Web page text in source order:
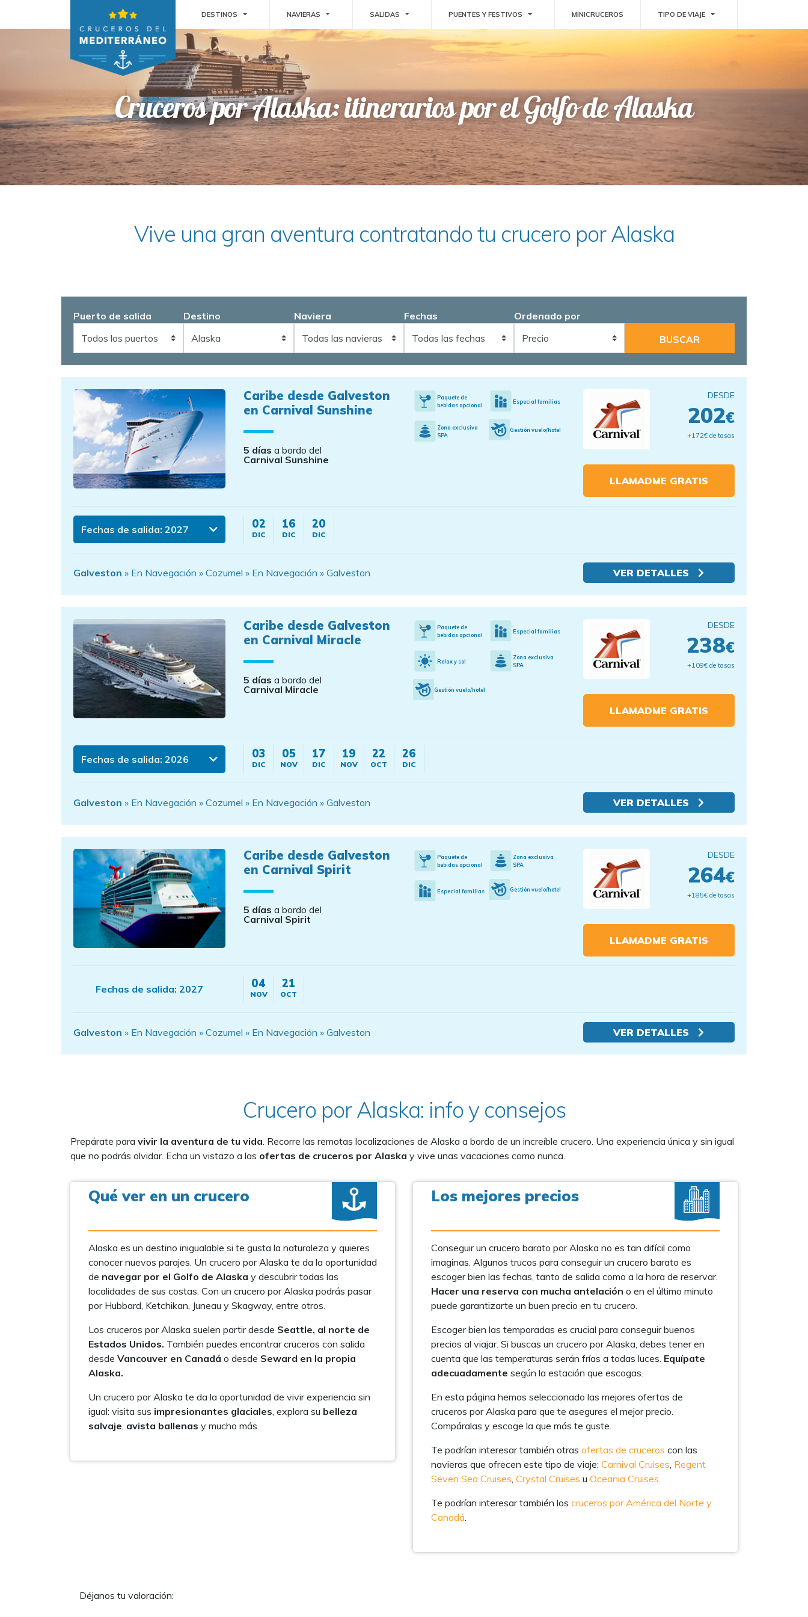
DESTINOS TOGGLE DROPDOWN
NAVIERAS TOGGLE DROPDOWN
SALIDAS TOGGLE DROPDOWNPUENTES Y FESTIVOS TOGGLE DROPDOWN
MINICRUCEROS TIPO DE VIAJE TOGGLE DROPDOWN
Cruceros por Alaska: itinerarios por el Golfo de Alaska
Vive una gran aventura contratando tu crucero por Alaska
Puerto de salida Destino Naviera Fechas Ordenado por
Caribe desde Galveston
en Carnival Sunshine
5 días a bordo del
Carnival Sunshine
Paquete de
bebidas opcional
Especial familias
Zona exclusiva
SPA
Gestión vuelo/hotel
DESDE
202€
+172€ de tasas
LLAMADME GRATIS
Fechas de salida: 2027 02
DIC
16
DIC
20
DIC
Galveston » En Navegación » Cozumel » En Navegación » Galveston VER DETALLES
Caribe desde Galveston
en Carnival Miracle
5 días a bordo del
Carnival Miracle
Paquete de
bebidas opcional
Especial familias
Relax y sol
Zona exclusiva
SPA
Gestión vuelo/hotel
DESDE
238€
+109€ de tasas
LLAMADME GRATIS
Fechas de salida: 2026 03
DIC
05
NOV
17
DIC
19
NOV
22
OCT
26
DIC
Galveston » En Navegación » Cozumel » En Navegación » Galveston VER DETALLES
Caribe desde Galveston
en Carnival Spirit
5 días a bordo del
Carnival Spirit
Paquete de
bebidas opcional
Zona exclusiva
SPA
Especial familias Gestión vuelo/hotel
DESDE
264€
+185€ de tasas
LLAMADME GRATIS
Fechas de salida: 2027 04
NOV
21
OCT
Galveston » En Navegación » Cozumel » En Navegación » Galveston VER DETALLES
Crucero por Alaska: info y consejos
Prepárate para vivir la aventura de tu vida. Recorre las remotas localizaciones de Alaska a bordo de un increíble crucero. Una experiencia única y sin igual
que no podrás olvidar. Echa un vistazo a las ofertas de cruceros por Alaska y vive unas vacaciones como nunca.
Qué ver en un crucero
Alaska es un destino inigualable si te gusta la naturaleza y quieres
conocer nuevos parajes. Un crucero por Alaska te da la oportunidad
de navegar por el Golfo de Alaska y descubrir todas las
localidades de sus costas. Con un crucero por Alaska podrás pasar
por Hubbard, Ketchikan, Juneau y Skagway, entre otros.
Los cruceros por Alaska suelen partir desde Seattle, al norte de
Estados Unidos. También puedes encontrar cruceros con salida
desde Vancouver en Canadá o desde Seward en la propia
Alaska.
Un crucero por Alaska te da la oportunidad de vivir experiencia sin
igual: visita sus impresionantes glaciales, explora su belleza
salvaje, avista ballenas y mucho más.
Los mejores precios
Conseguir un crucero barato por Alaska no es tan difícil como
imaginas. Algunos trucos para conseguir un crucero barato es
escoger bien las fechas, tanto de salida como a la hora de reservar.
Hacer una reserva con mucha antelación o en el último minuto
puede garantizarte un buen precio en tu crucero.
Escoger bien las temporadas es crucial para conseguir buenos
precios al viajar. Si buscas un crucero por Alaska, debes tener en
cuenta que las temperaturas serán frías a todas luces. Equípate
adecuadamente según la estación que escogas.
En esta página hemos seleccionado las mejores ofertas de
cruceros por Alaska para que te asegures el mejor precio.
Compáralas y escoge la que más te guste.
Te podrían interesar también otras ofertas de cruceros con las
navieras que ofrecen este tipo de viaje: Carnival Cruises, Regent
Seven Sea Cruises, Crystal Cruises u Oceania Cruises.
Te podrían interesar también los cruceros por América del Norte y
Canadá.
Déjanos tu valoración: